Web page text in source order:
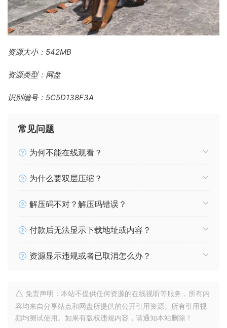
资源大小：542MB
资源类型：网盘
识别编号：5C5D138F3A
常见问题
为何不能在线观看？
为什么要双层压缩？
解压码不对？解压码错误？
付款后无法显示下载地址或内容？
资源显示违规或者已取消怎么办？
免责声明：本站不提供任何资源的在线视听等服务，所有内
容均来自分享站点和网盘所提供的公开引用资源。所有引用视
频均测试使用。如果有版权违规内容，请通知本站删除！